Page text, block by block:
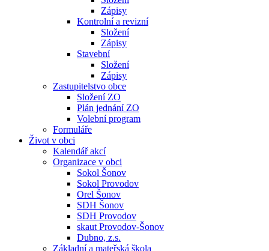
Zápisy
Kontrolní a revizní
Složení
Zápisy
Stavební
Složení
Zápisy
Zastupitelstvo obce
Složení ZO
Plán jednání ZO
Volební program
Formuláře
Život v obci
Kalendář akcí
Organizace v obci
Sokol Šonov
Sokol Provodov
Orel Šonov
SDH Šonov
SDH Provodov
skaut Provodov-Šonov
Dubno, z.s.
Základní a mateřská škola